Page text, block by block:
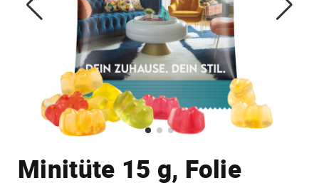
Minitüte 15 g, Folie